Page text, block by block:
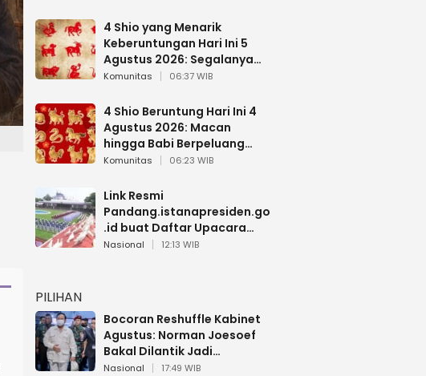
4 Shio yang Menarik
Keberuntungan Hari Ini 5
Agustus 2026: Segalanya
Berjalan Lancar
Komunitas 06:37 WIB
4 Shio Beruntung Hari Ini 4
Agustus 2026: Macan
hingga Babi Berpeluang
Dapat Kabar Baik
Komunitas 06:23 WIB
Link Resmi
Pandang.istanapresiden.go
.id buat Daftar Upacara
Bendera HUT RI di Istana
Nasional 12:13 WIB
PILIHAN
Bocoran Reshuffle Kabinet
Agustus: Norman Joesoef
Bakal Dilantik Jadi
Wamenhan RI
Nasional 17:49 WIB